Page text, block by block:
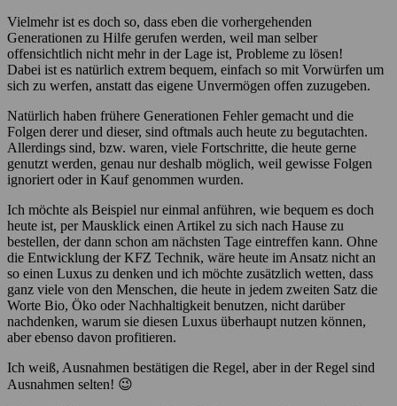
Vielmehr ist es doch so, dass eben die vorhergehenden
Generationen zu Hilfe gerufen werden, weil man selber
offensichtlich nicht mehr in der Lage ist, Probleme zu lösen!
Dabei ist es natürlich extrem bequem, einfach so mit Vorwürfen um
sich zu werfen, anstatt das eigene Unvermögen offen zuzugeben.
Natürlich haben frühere Generationen Fehler gemacht und die
Folgen derer und dieser, sind oftmals auch heute zu begutachten.
Allerdings sind, bzw. waren, viele Fortschritte, die heute gerne
genutzt werden, genau nur deshalb möglich, weil gewisse Folgen
ignoriert oder in Kauf genommen wurden.
Ich möchte als Beispiel nur einmal anführen, wie bequem es doch
heute ist, per Mausklick einen Artikel zu sich nach Hause zu
bestellen, der dann schon am nächsten Tage eintreffen kann. Ohne
die Entwicklung der KFZ Technik, wäre heute im Ansatz nicht an
so einen Luxus zu denken und ich möchte zusätzlich wetten, dass
ganz viele von den Menschen, die heute in jedem zweiten Satz die
Worte Bio, Öko oder Nachhaltigkeit benutzen, nicht darüber
nachdenken, warum sie diesen Luxus überhaupt nutzen können,
aber ebenso davon profitieren.
Ich weiß, Ausnahmen bestätigen die Regel, aber in der Regel sind
Ausnahmen selten! 😉